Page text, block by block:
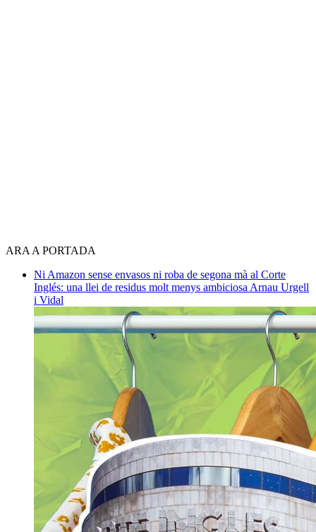
ARA A PORTADA
Ni Amazon sense envasos ni roba de segona mà al Corte
Inglés: una llei de residus molt menys ambiciosa Arnau Urgell
i Vidal